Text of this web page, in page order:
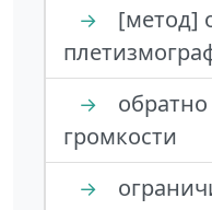
→
[метод]
→
громкости
→